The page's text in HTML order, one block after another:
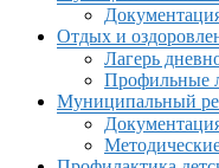
Отдых и
Лагерь
Профильные
Муниципальный